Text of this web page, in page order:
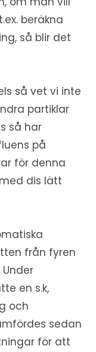
beräkna
så blir det
så vet vi inte
partiklar
så har
på
för denna
dis lätt
från fyren
en s.k,
och
sedan
för att